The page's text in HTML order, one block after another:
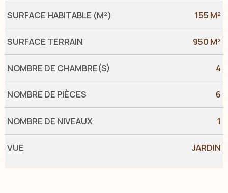
SURFACE HABITABLE (M²) 155 M²
SURFACE TERRAIN 950 M²
NOMBRE DE CHAMBRE(S) 4
NOMBRE DE PIÈCES 6
NOMBRE DE NIVEAUX 1
VUE JARDIN